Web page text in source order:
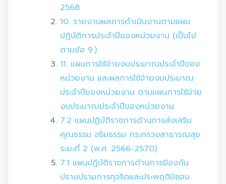
2568
10. รายงานผลการดำเนินงานตามแผน
ปฏิบัติการประจำปีของหน่วยงาน (เป็นไป
ตามข้อ 9.)
11. แผนการใช้จ่ายงบประมาณประจำปีของ
หน่วยงาน และผลการใช้จ่ายงบประมาณ
ประจำปีของหน่วยงาน ตามแผนการใช้จ่าย
งบประมาณประจำปีของหน่วยงาน
7.2 แผนปฏิบัติราชการด้านการส่งเสริม
คุณธรรม จริยธรรม กระทรวงสาธารณสุข
ระยะที่ 2 (พ.ศ. 2566-2570)
7.1 แผนปฏิบัติราชการด้านการป้องกัน
ปราบปรามการทุจริตและประพฤติมิชอบ